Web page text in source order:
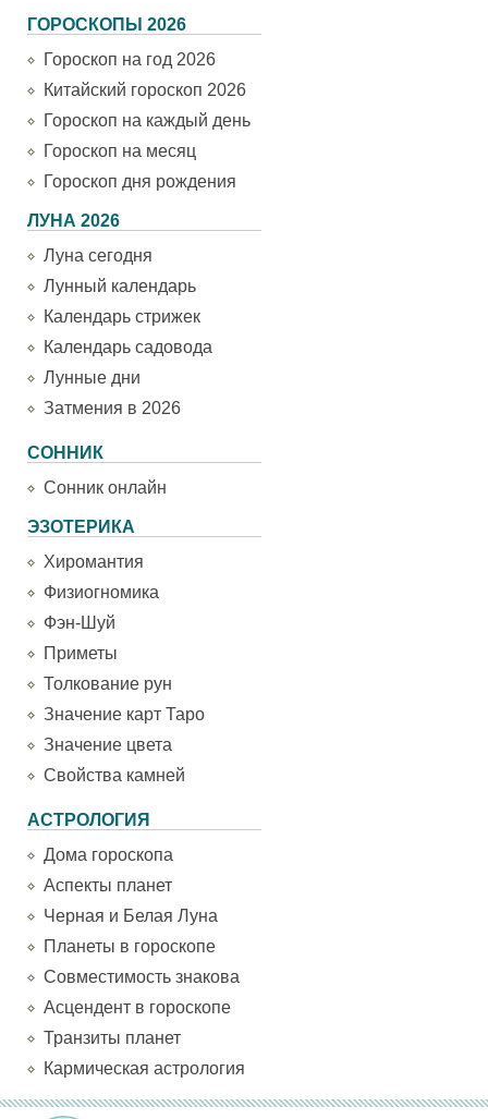
ГОРОСКОПЫ 2026
Гороскоп на год 2026
Китайский гороскоп 2026
Гороскоп на каждый день
Гороскоп на месяц
Гороскоп дня рождения
ЛУНА 2026
Луна сегодня
Лунный календарь
Календарь стрижек
Календарь садовода
Лунные дни
Затмения в 2026
СОННИК
Сонник онлайн
ЭЗОТЕРИКА
Хиромантия
Физиогномика
Фэн-Шуй
Приметы
Толкование рун
Значение карт Таро
Значение цвета
Свойства камней
АСТРОЛОГИЯ
Дома гороскопа
Аспекты планет
Черная и Белая Луна
Планеты в гороскопе
Совместимость знакова
Асцендент в гороскопе
Транзиты планет
Кармическая астрология